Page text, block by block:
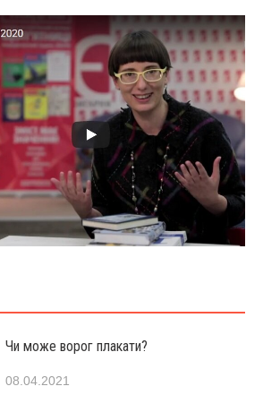
Чи може ворог плакати?
08.04.2021